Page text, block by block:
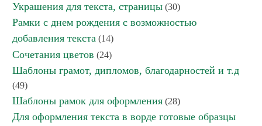
Украшения для текста, страницы (30)
Рамки с днем рождения с возможностью
добавления текста (14)
Сочетания цветов (24)
Шаблоны грамот, дипломов, благодарностей и т.д
(49)
Шаблоны рамок для оформления (28)
Для оформления текста в ворде готовые образцы